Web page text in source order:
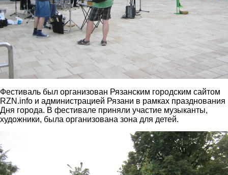
Фестиваль был организован Рязанским городским сайтом
RZN.info и администрацией Рязани в рамках празднования
Дня города. В фестивале приняли участие музыканты,
художники, была организована зона для детей.